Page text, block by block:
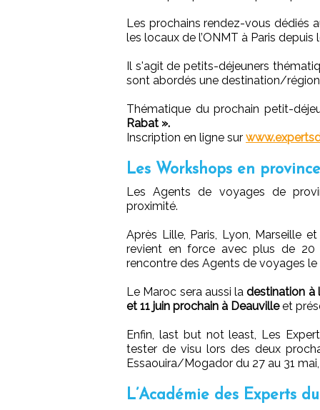
Les prochains rendez-vous dédiés
les locaux de l’ONMT à Paris depuis
Il s'agit de petits-déjeuners
sont abordés une destination/
Thématique du prochain petit-
Rabat ».
Inscription en ligne sur
Les Workshops en province
Les Agents de voyages de
proximité.
Après Lille, Paris, Lyon, Marseille
revient en force avec plus de
rencontre des Agents de voyages le
Le Maroc sera aussi ladestination à
et 11 juin prochain à Deauvilleet
Enfin, last but not least, Les
tester de visu lors des deux
Essaouira/Mogador du 27 au 31
L’Académie des Experts